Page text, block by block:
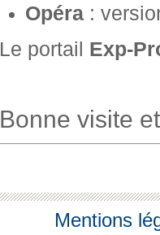
Opéra :
Le portail Exp-
Bonne visite
Mentions